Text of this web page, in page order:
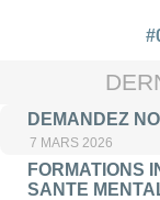
DEMANDEZ
7 MARS 2026
FORMATIONS
SANTE